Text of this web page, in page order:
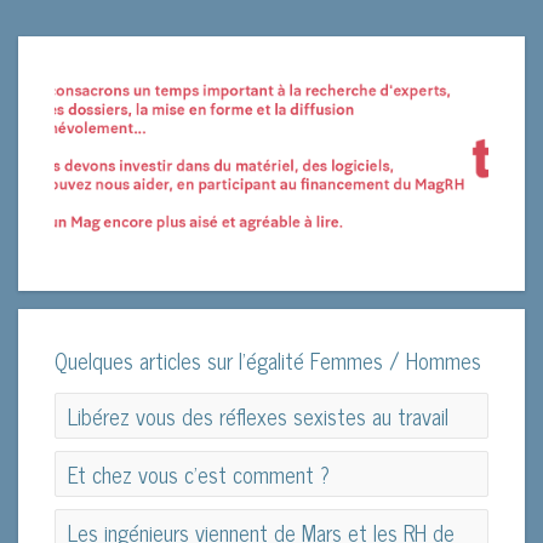
Quelques articles sur l'égalité Femmes / Hommes
Libérez vous des réflexes sexistes au travail
Libérez vous des réflexes sexistes au travail
Et chez vous c'est comment ?
Et chez vous c'est comment ?
Les ingénieurs viennent de Mars et les RH de